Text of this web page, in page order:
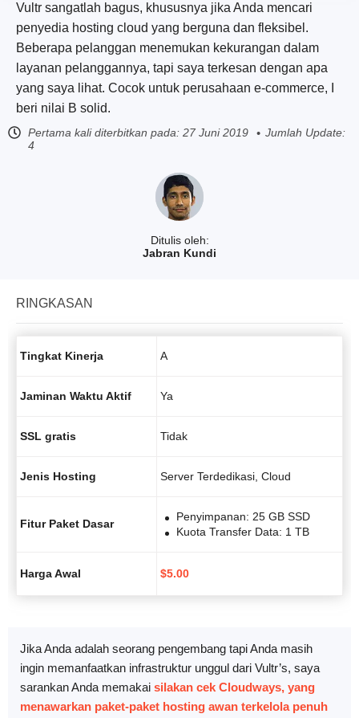
Ditulis oleh:
Jabran Kundi
Vultr sangatlah bagus, khususnya jika Anda mencari
penyedia hosting cloud yang berguna dan fleksibel.
Beberapa pelanggan menemukan kekurangan dalam
layanan pelanggannya, tapi saya terkesan dengan apa
yang saya lihat. Cocok untuk perusahaan e-commerce, I
beri nilai B solid.
Pertama kali diterbitkan pada: 27 Juni 2019
Jumlah Update:
4
RINGKASAN
Tingkat Kinerja A
Jaminan Waktu Aktif Ya
SSL gratis Tidak
Jenis Hosting Server Terdedikasi, Cloud
Fitur Paket Dasar
Penyimpanan: 25 GB SSD
Kuota Transfer Data: 1 TB
Harga Awal $5.00
Jika Anda adalah seorang pengembang tapi Anda masih
ingin memanfaatkan infrastruktur unggul dari Vultr’s, saya
sarankan Anda memakai silakan cek Cloudways, yang
menawarkan paket-paket hosting awan terkelola penuh